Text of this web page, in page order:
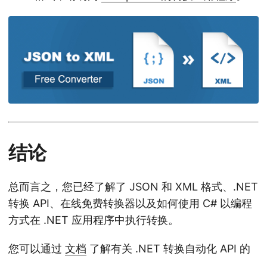
结论
总而言之，您已经了解了 JSON 和 XML 格式、.NET
转换 API、在线免费转换器以及如何使用 C# 以编程
方式在 .NET 应用程序中执行转换。
您可以通过 文档 了解有关 .NET 转换自动化 API 的